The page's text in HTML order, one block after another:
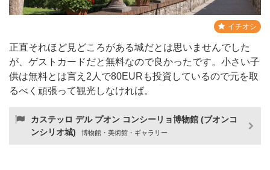
イチオシ
正直それほど見どころがある城だとは思いませんでした
が、ゲストカードだと無料なので良かったです。小さい子
供は無料とは言え2人で80EURも投資しているので元を取
るべく頑張って観光しなければ。
カステッロ デル プオン コンシーリョ博物館 (ブオンコ
ンシリオ城)
博物館・美術館・ギャラリー